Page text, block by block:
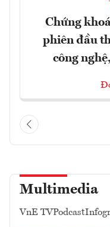
Chứng
phiên đầu
công
Multimedia
VnE TVPodcast